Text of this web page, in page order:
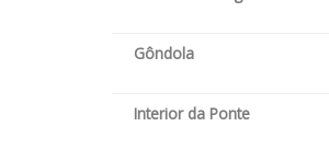
Gôndola
Interior da Ponte